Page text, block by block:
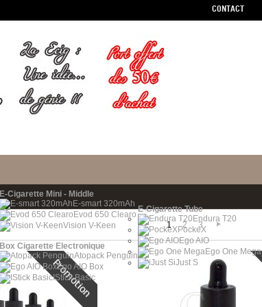
CONTACT
E-Cigarette Mini - Middle
E-smart 320mAh
Evod 650 Clearo
Vision V-Keen
Box Cigarette Electronique
Atopack Penguin
Ego AIO Box
IStick Basic
E-Cigarette Tube
Endura T20
PockeX
Ego AIO
Ego One Mega
iJust S
1 2 3